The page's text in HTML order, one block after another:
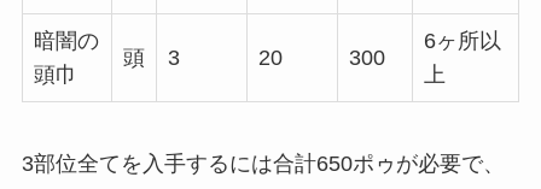
暗闇の
頭巾
頭 3 20 300
6ヶ所以
上
3部位全てを入手するには合計650ポゥが必要で、